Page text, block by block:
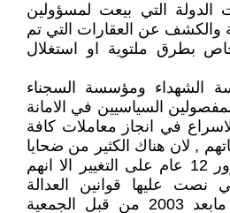
الدولة التي بيعت لمسؤولين
والكشف عن العقارات التي تم
بطرق ملتوية او استغلال
الشهداء ومؤسسة السجناء
السياسيين في الامانة
في انجاز معاملات كافة
, لان هناك الكثير من ضحايا
النظام السابق ورغم مرور 12 عام على التغيير الا انهم
نصت عليها قوانين العدالة
الانتقالية والتي شرعت مابعد 2003 من قبل الجمعية